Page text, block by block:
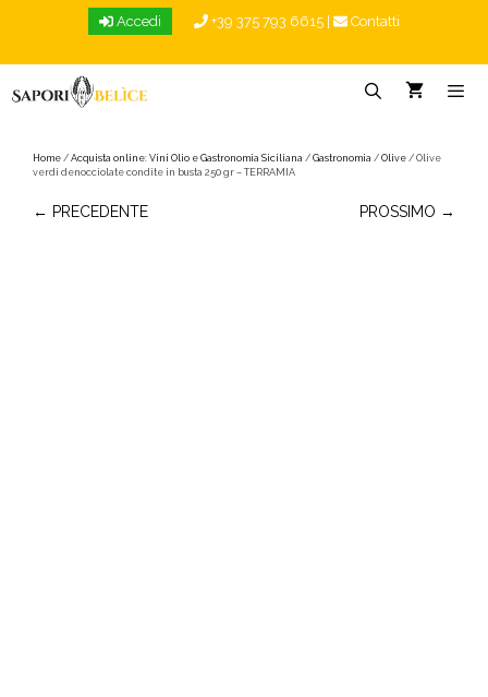
Accedi +39 375 793 6615 Contatti
Home / Acquista online: Vini Olio e Gastronomia Siciliana / Gastronomia / Olive / Olive
verdi denocciolate condite in busta 250 gr – TERRAMIA
← PRECEDENTE PROSSIMO →